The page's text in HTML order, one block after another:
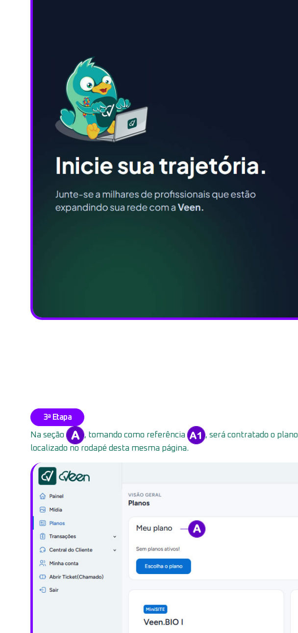
Na seção , tomando como referência , será contratado o plano
localizado no rodapé desta mesma página.
3ª Etapa